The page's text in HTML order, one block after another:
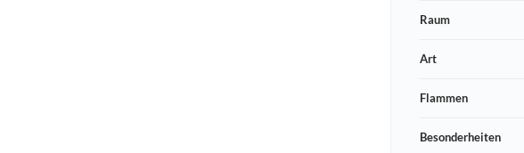
Raum
Art
Flammen
Besonderheiten